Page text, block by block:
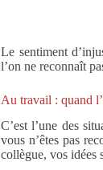
Le sentiment
l’on ne reconnaît
Au travail : quand
C’est l’une des
vous n’êtes pas
collègue, vos idées